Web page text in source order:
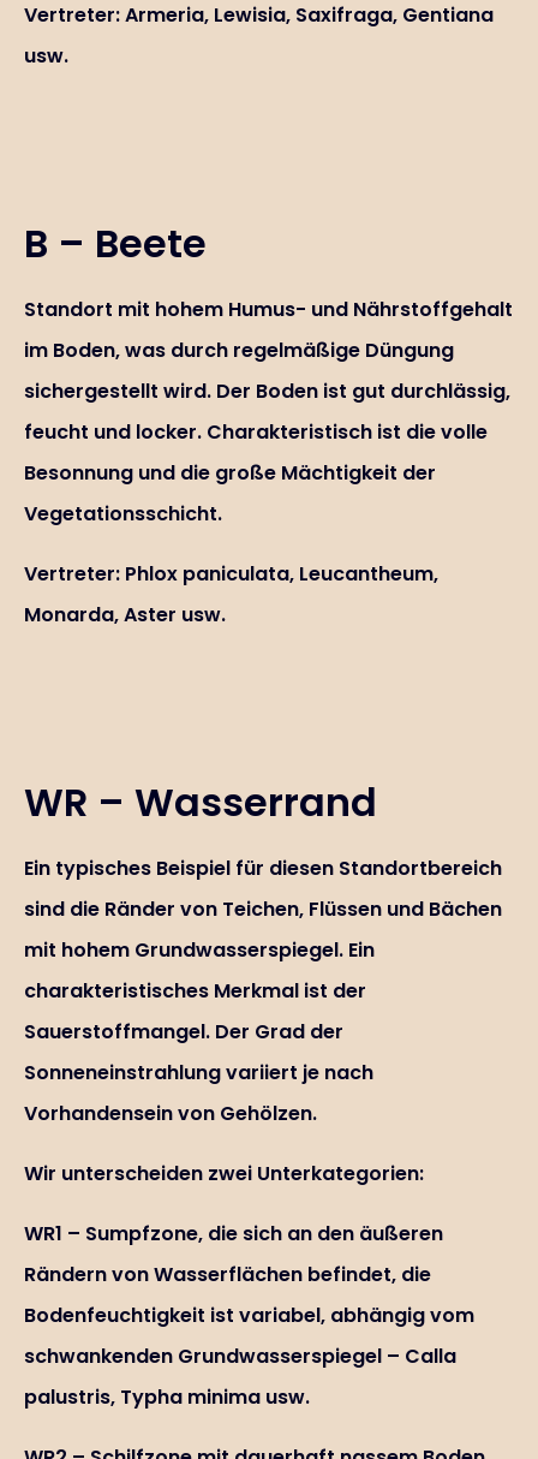
Vertreter: Armeria, Lewisia, Saxifraga, Gentiana
usw.
B – Beete
Standort mit hohem Humus- und Nährstoffgehalt
im Boden, was durch regelmäßige Düngung
sichergestellt wird. Der Boden ist gut durchlässig,
feucht und locker. Charakteristisch ist die volle
Besonnung und die große Mächtigkeit der
Vegetationsschicht.
Vertreter: Phlox paniculata, Leucantheum,
Monarda, Aster usw.
WR – Wasserrand
Ein typisches Beispiel für diesen Standortbereich
sind die Ränder von Teichen, Flüssen und Bächen
mit hohem Grundwasserspiegel. Ein
charakteristisches Merkmal ist der
Sauerstoffmangel. Der Grad der
Sonneneinstrahlung variiert je nach
Vorhandensein von Gehölzen.
Wir unterscheiden zwei Unterkategorien:
WR1 – Sumpfzone, die sich an den äußeren
Rändern von Wasserflächen befindet, die
Bodenfeuchtigkeit ist variabel, abhängig vom
schwankenden Grundwasserspiegel – Calla
palustris, Typha minima usw.